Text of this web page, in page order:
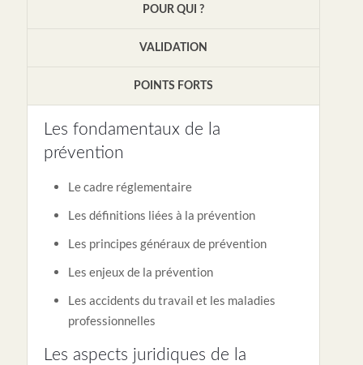
POUR QUI ?
VALIDATION
POINTS FORTS
Les fondamentaux de la
prévention
Le cadre réglementaire
Les définitions liées à la prévention
Les principes généraux de prévention
Les enjeux de la prévention
Les accidents du travail et les maladies
professionnelles
Les aspects juridiques de la